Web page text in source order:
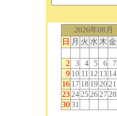
2026年08月
日 月 火 水 木 金
2
3 4 5 6 7
9 10 11 12 13 14
16 17 18 19 20 21
23 24 25 26 27 28
3031